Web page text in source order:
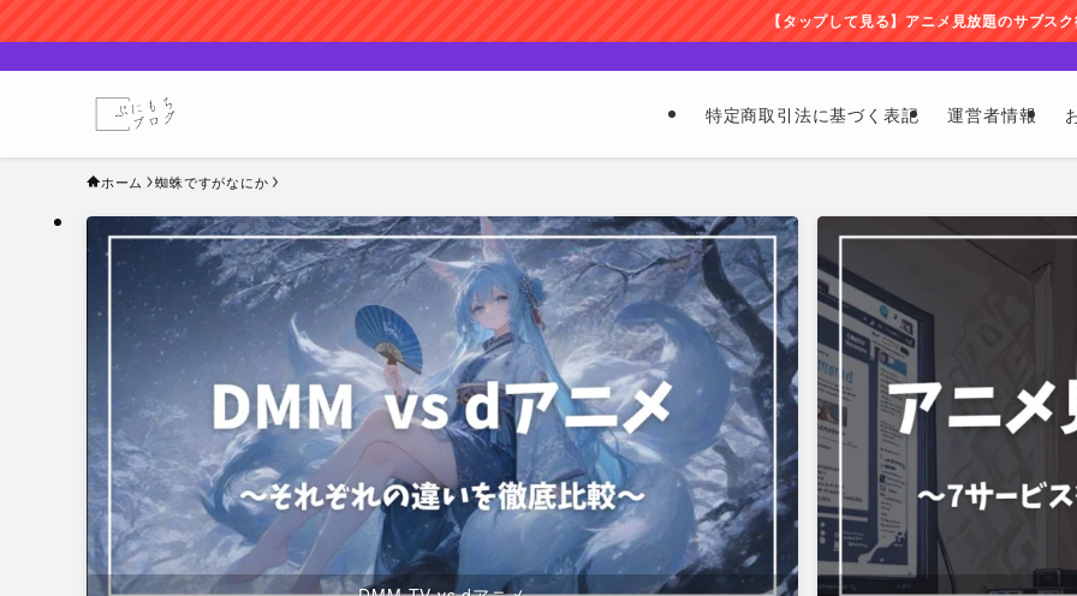
【タップして見る】アニメ見放題のサブスク徹底比較しました
特定商取引法に基づく表記 運営者情報
ホーム 蜘蛛ですがなにか